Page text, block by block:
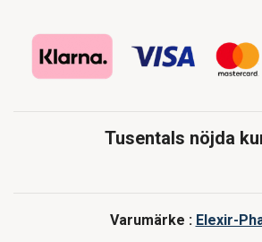
Tusentals nöjda
Varumärke : Elexir-